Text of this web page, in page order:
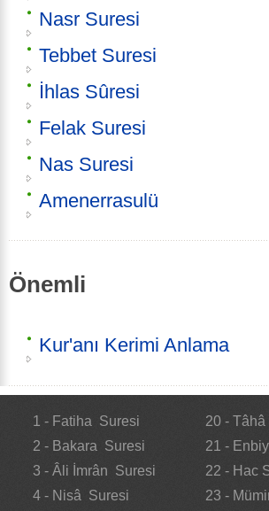
Nasr Suresi
Tebbet Suresi
İhlas Sûresi
Felak Suresi
Nas Suresi
Amenerrasulü
Önemli
Kur'anı Kerimi Anlama
1 - Fatiha Suresi
2 - Bakara Suresi
3 - Âli İmrân Suresi
4 - Nisâ Suresi
20 -
21 -
22 - Hac
23 -